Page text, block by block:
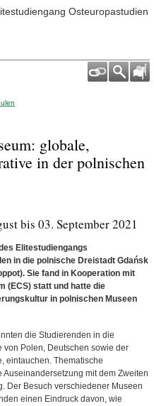
Osteuropastudien
globale,
in der polnischen
bis 03. September 2021
Elitestudiengangs
in die polnische Dreistadt Gdańsk
Sie fand in Kooperation mit
(ECS) statt und hatte die
in polnischen Museen
die Studierenden in die
Polen, Deutschen sowie der
eintauchen. Thematische
mit dem Zweiten
Der Besuch verschiedener Museen
einen Eindruck davon, wie